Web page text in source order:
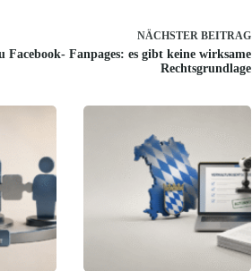
NÄCHSTER BEITRAG
Facebook- Fanpages: es gibt keine wirksame
Rechtsgrundlage